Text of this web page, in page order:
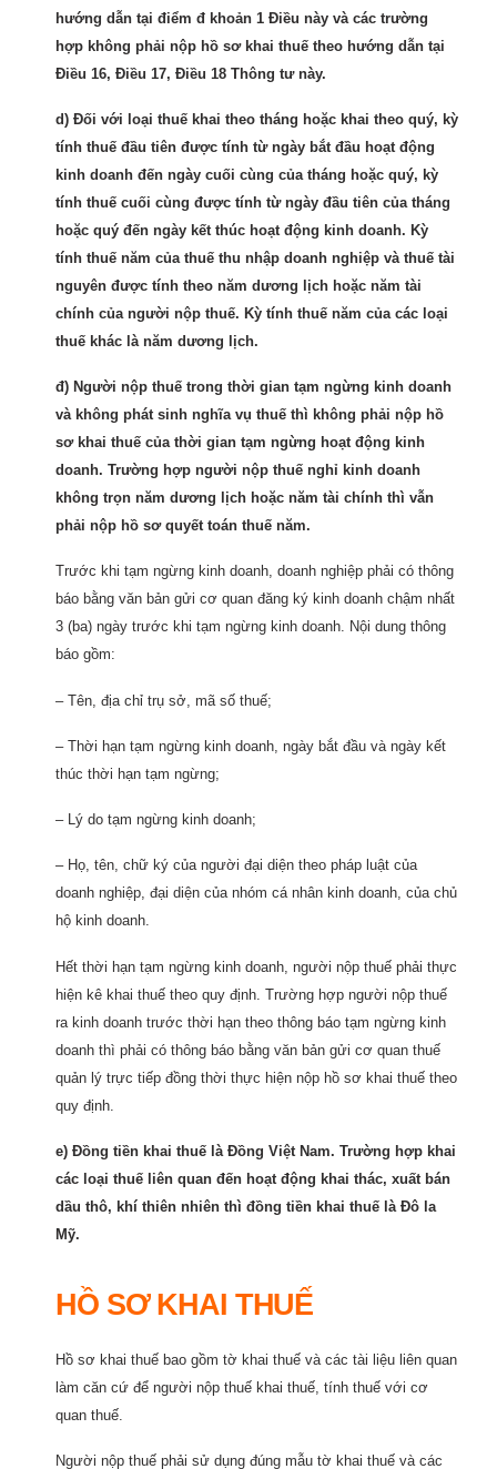
hướng dẫn tại điểm đ khoản 1 Điều này và các trường
hợp không phải nộp hồ sơ khai thuế theo hướng dẫn tại
Điều 16, Điều 17, Điều 18 Thông tư này.
d) Đối với loại thuế khai theo tháng hoặc khai theo quý, kỳ
tính thuế đầu tiên được tính từ ngày bắt đầu hoạt động
kinh doanh đến ngày cuối cùng của tháng hoặc quý, kỳ
tính thuế cuối cùng được tính từ ngày đầu tiên của tháng
hoặc quý đến ngày kết thúc hoạt động kinh doanh. Kỳ
tính thuế năm của thuế thu nhập doanh nghiệp và thuế tài
nguyên được tính theo năm dương lịch hoặc năm tài
chính của người nộp thuế. Kỳ tính thuế năm của các loại
thuế khác là năm dương lịch.
đ) Người nộp thuế trong thời gian tạm ngừng kinh doanh
và không phát sinh nghĩa vụ thuế thì không phải nộp hồ
sơ khai thuế của thời gian tạm ngừng hoạt động kinh
doanh. Trường hợp người nộp thuế nghỉ kinh doanh
không trọn năm dương lịch hoặc năm tài chính thì vẫn
phải nộp hồ sơ quyết toán thuế năm.
Trước khi tạm ngừng kinh doanh, doanh nghiệp phải có thông
báo bằng văn bản gửi cơ quan đăng ký kinh doanh chậm nhất
3 (ba) ngày trước khi tạm ngừng kinh doanh. Nội dung thông
báo gồm:
– Tên, địa chỉ trụ sở, mã số thuế;
– Thời hạn tạm ngừng kinh doanh, ngày bắt đầu và ngày kết
thúc thời hạn tạm ngừng;
– Lý do tạm ngừng kinh doanh;
– Họ, tên, chữ ký của người đại diện theo pháp luật của
doanh nghiệp, đại diện của nhóm cá nhân kinh doanh, của chủ
hộ kinh doanh.
Hết thời hạn tạm ngừng kinh doanh, người nộp thuế phải thực
hiện kê khai thuế theo quy định. Trường hợp người nộp thuế
ra kinh doanh trước thời hạn theo thông báo tạm ngừng kinh
doanh thì phải có thông báo bằng văn bản gửi cơ quan thuế
quản lý trực tiếp đồng thời thực hiện nộp hồ sơ khai thuế theo
quy định.
e) Đồng tiền khai thuế là Đồng Việt Nam. Trường hợp khai
các loại thuế liên quan đến hoạt động khai thác, xuất bán
dầu thô, khí thiên nhiên thì đồng tiền khai thuế là Đô la
Mỹ.
HỒ SƠ KHAI THUẾ
Hồ sơ khai thuế bao gồm tờ khai thuế và các tài liệu liên quan
làm căn cứ để người nộp thuế khai thuế, tính thuế với cơ
quan thuế.
Người nộp thuế phải sử dụng đúng mẫu tờ khai thuế và các